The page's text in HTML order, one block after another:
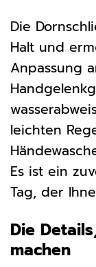
Die
Halt und
Anpassung
leichten
Es ist ein
Tag, der
Die
machen